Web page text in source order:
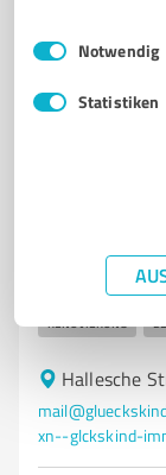
Impressum
Notwendig
Statistiken
Glückskind
Glückskind
HAUSVERWALTUNG
MIETERSUCHE
RENOVIERUNG
Hallesche
xn--glckskind-